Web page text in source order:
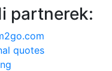
partnerek:
quotes